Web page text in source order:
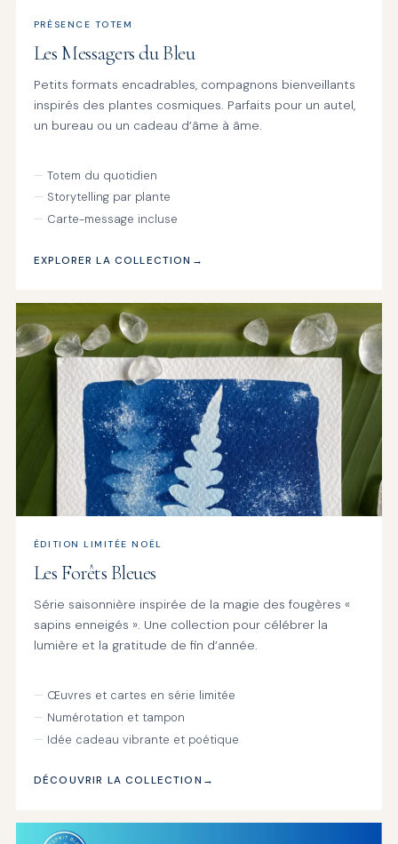
PRÉSENCE TOTEM
Les Messagers du Bleu
Petits formats encadrables, compagnons bienveillants
inspirés des plantes cosmiques. Parfaits pour un autel,
un bureau ou un cadeau d’âme à âme.
Totem du quotidien
Storytelling par plante
Carte-message incluse
EXPLORER LA COLLECTION
ÉDITION LIMITÉE NOËL
Les Forêts Bleues
Série saisonnière inspirée de la magie des fougères «
sapins enneigés ». Une collection pour célébrer la
lumière et la gratitude de fin d’année.
Œuvres et cartes en série limitée
Numérotation et tampon
Idée cadeau vibrante et poétique
DÉCOUVRIR LA COLLECTION